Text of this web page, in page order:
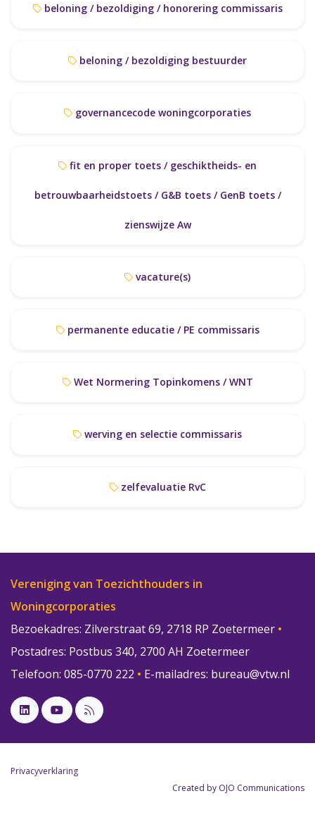
beloning / bezoldiging / honorering commissaris
beloning / bezoldiging bestuurder
governancecode woningcorporaties
betrouwbaarheidstoets / G&B toets / GenB toets /
zienswijze Aw
vacature(s)
permanente educatie / PE commissaris
Wet Normering Topinkomens / WNT
werving en selectie commissaris
zelfevaluatie RvC
Vereniging van Toezichthouders in
Woningcorporaties
Bezoekadres: Zilverstraat 69, 2718 RP Zoetermeer •
Postadres: Postbus 340, 2700 AH Zoetermeer
Telefoon: 085-0770 222 • E-mailadres: bureau@vtw.nl
Privacyverklaring
Created by OJO Communications